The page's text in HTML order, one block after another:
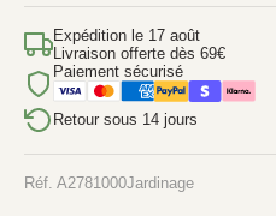
de
jardinage
Colors
-
H/F
Expédition le 17 août
Livraison offerte dès 69€
Paiement sécurisé
Retour sous 14 jours
Réf. A2781000Jardinage